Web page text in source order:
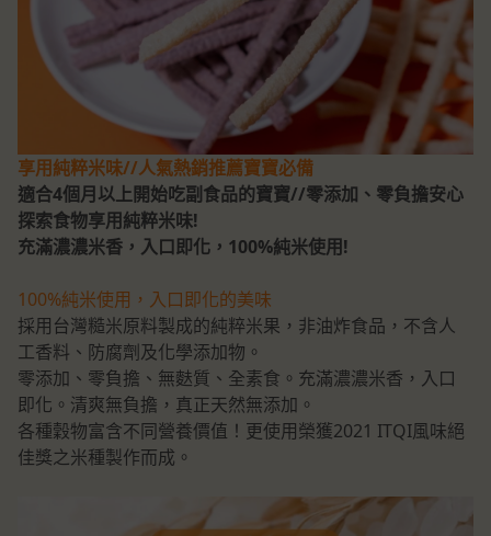
享用純粹米味//人氣熱銷推薦寶寶必備
適合4個月以上開始吃副食品的寶寶//零添加、零負擔安心
探索食物享用純粹米味!
充滿濃濃米香，入口即化，100%純米使用!
100%純米使用，入口即化的美味
採用台灣糙米原料製成的純粹米果，非油炸食品，不含人
工香料、防腐劑及化學添加物。
零添加、零負擔、無麩質、全素食。充滿濃濃米香，入口
即化。清爽無負擔，真正天然無添加。
各種穀物富含不同營養價值！更使用榮獲2021 ITQI風味絕
佳獎之米種製作而成。